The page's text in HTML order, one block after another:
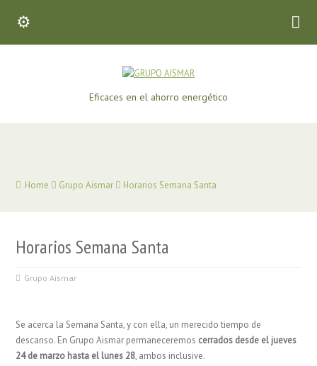
Eficaces en el ahorro energético
Home Grupo Aismar Horarios Semana Santa
Horarios Semana Santa
Grupo Aismar
Se acerca la Semana Santa, y con ella, un merecido tiempo de
descanso. En Grupo Aismar permaneceremos cerrados desde el jueves
24 de marzo hasta el lunes 28, ambos inclusive.